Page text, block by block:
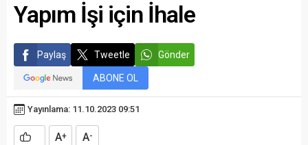
Yapım İşi için İhale
Paylaş Tweetle Gönder
ABONE OL
Yayınlama: 11.10.2023 09:51
A+ A-